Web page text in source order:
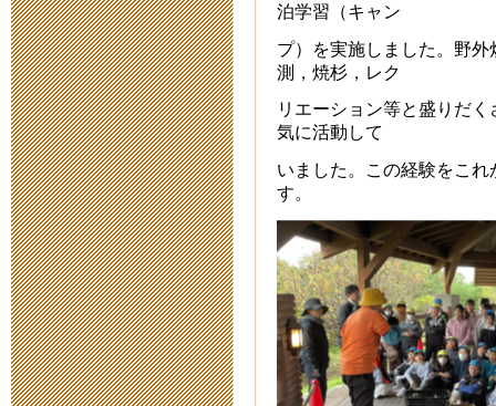
平成２８年度
動開催要項に
2016年5月12日
はぐくみ新
2016年3月 8日
親子DAYキャ
2016年1月14日
はぐくみ新聞
泊学習（キャン
プ）を実施しました。野
測，焼杉，レク
リエーション等と盛りだ
気に活動して
いました。この経験をこ
す。